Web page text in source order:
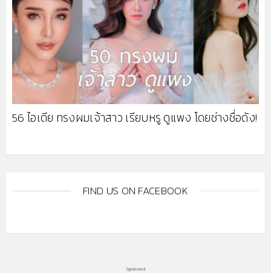
56 ไอเดีย ทรงผมเจ้าสาว เรียบหรู ดูแพง โดยช่างชื่อดัง!
FIND US ON FACEBOOK
Sponsored